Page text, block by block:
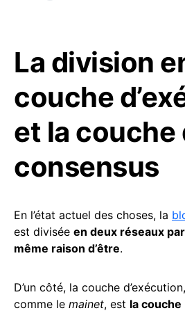
La division
couche
et la couche
consensus
En l’état actuel des choses, la
est divisée en deux réseaux
même raison d’être.
D’un côté, la couche
comme le mainet, est la